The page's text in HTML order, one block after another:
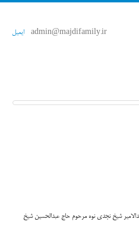
admin@majdifamily.ir ایمیل
شیخ نجدی نوه مرحوم حاج عبدالحسین شیخ